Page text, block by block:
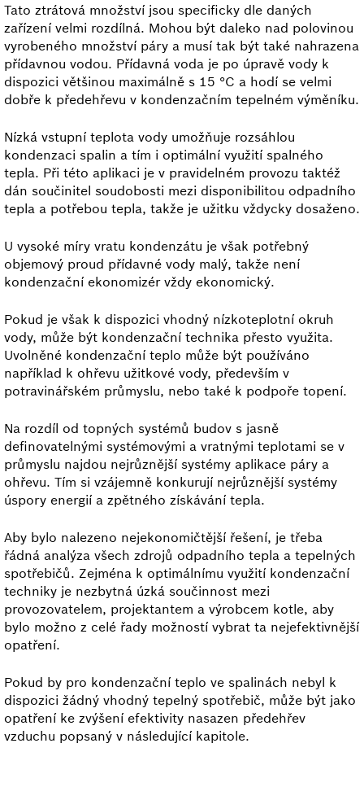
Tato ztrátová množství jsou specificky dle daných
zařízení velmi rozdílná. Mohou být daleko nad polovinou
vyrobeného množství páry a musí tak být také nahrazena
přídavnou vodou. Přídavná voda je po úpravě vody k
dispozici většinou maximálně s 15 °C a hodí se velmi
dobře k předehřevu v kondenzačním tepelném výměníku.
Nízká vstupní teplota vody umožňuje rozsáhlou
kondenzaci spalin a tím i optimální využití spalného
tepla. Při této aplikaci je v pravidelném provozu taktéž
dán součinitel soudobosti mezi disponibilitou odpadního
tepla a potřebou tepla, takže je užitku vždycky dosaženo.
U vysoké míry vratu kondenzátu je však potřebný
objemový proud přídavné vody malý, takže není
kondenzační ekonomizér vždy ekonomický.
Pokud je však k dispozici vhodný nízkoteplotní okruh
vody, může být kondenzační technika přesto využita.
Uvolněné kondenzační teplo může být používáno
například k ohřevu užitkové vody, především v
potravinářském průmyslu, nebo také k podpoře topení.
Na rozdíl od topných systémů budov s jasně
definovatelnými systémovými a vratnými teplotami se v
průmyslu najdou nejrůznější systémy aplikace páry a
ohřevu. Tím si vzájemně konkurují nejrůznější systémy
úspory energií a zpětného získávání tepla.
Aby bylo nalezeno nejekonomičtější řešení, je třeba
řádná analýza všech zdrojů odpadního tepla a tepelných
spotřebičů. Zejména k optimálnímu využití kondenzační
techniky je nezbytná úzká součinnost mezi
provozovatelem, projektantem a výrobcem kotle, aby
bylo možno z celé řady možností vybrat ta nejefektivnější
opatření.
Pokud by pro kondenzační teplo ve spalinách nebyl k
dispozici žádný vhodný tepelný spotřebič, může být jako
opatření ke zvýšení efektivity nasazen předehřev
vzduchu popsaný v následující kapitole.